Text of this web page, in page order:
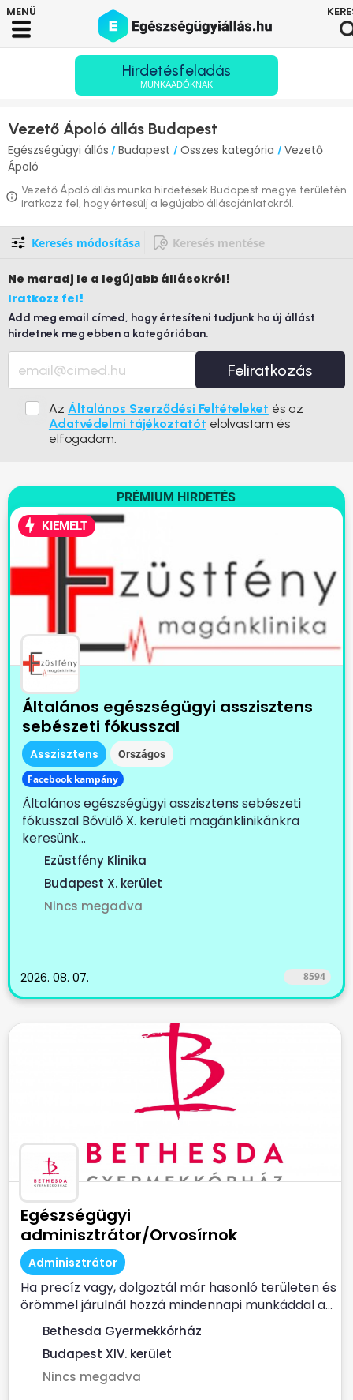
Hirdetésfeladás
MUNKAADÓKNAK
Vezető Ápoló állás Budapest
Egészségügyi állás / Budapest / Összes kategória / Vezető
Ápoló
Vezető Ápoló állás munka hirdetések Budapest megye területén
iratkozz fel, hogy értesülj a legújabb állásajánlatokról.
Keresés módosítása Keresés mentése
Ne maradj le a legújabb állásokról!
Iratkozz fel!
Add meg email címed, hogy értesíteni tudjunk ha új állást
hirdetnek meg ebben a kategóriában.
Feliratkozás
Az Általános Szerződési Feltételeket és az
Adatvédelmi tájékoztatót elolvastam és
elfogadom.
PRÉMIUM HIRDETÉS
KIEMELT
Általános egészségügyi asszisztens
sebészeti fókusszal
Asszisztens Országos
Facebook kampány
Általános egészségügyi asszisztens sebészeti
fókusszal Bővülő X. kerületi magánklinikánkra
keresünk...
Ezüstfény Klinika
Budapest X. kerület
Nincs megadva
2026. 08. 07. 8594
Egészségügyi
adminisztrátor/Orvosírnok
Adminisztrátor
Ha precíz vagy, dolgoztál már hasonló területen és
örömmel járulnál hozzá mindennapi munkáddal a...
Bethesda Gyermekkórház
Budapest XIV. kerület
Nincs megadva